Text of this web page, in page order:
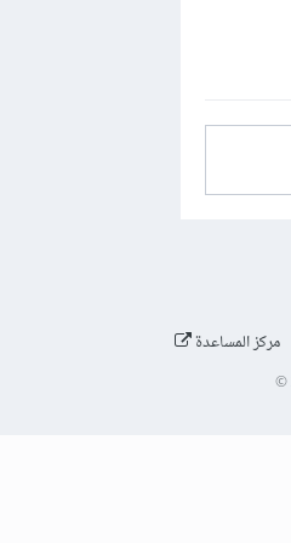
مركز المساعدة
©